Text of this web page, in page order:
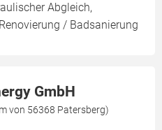
Abgleich,
/ Badsanierung
GmbH
von 56368 Patersberg)